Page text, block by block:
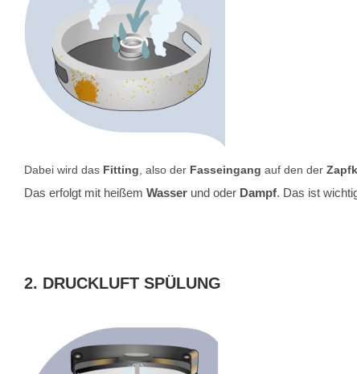
Dabei wird das Fitting , also der Fasseingang auf den der
Das erfolgt mit heißem Wasser und oder Dampf. Das ist
2. DRUCKLUFT SPÜLUNG